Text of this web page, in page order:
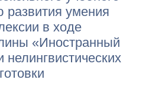
развития умения
в ходе
«Иностранный
нелингвистических